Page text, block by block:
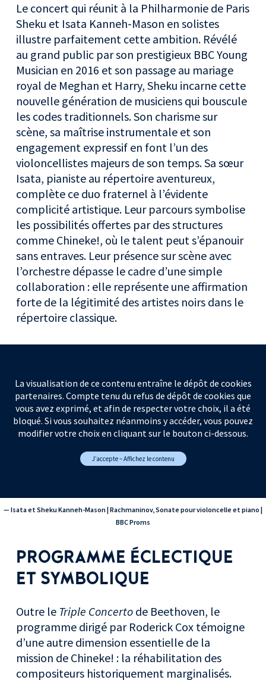
Le concert qui réunit à la Philharmonie de Paris
Sheku et Isata Kanneh-Mason en solistes
illustre parfaitement cette ambition. Révélé
au grand public par son prestigieux BBC Young
Musician en 2016 et son passage au mariage
royal de Meghan et Harry, Sheku incarne cette
nouvelle génération de musiciens qui bouscule
les codes traditionnels. Son charisme sur
scène, sa maîtrise instrumentale et son
engagement expressif en font l’un des
violoncellistes majeurs de son temps. Sa sœur
Isata, pianiste au répertoire aventureux,
complète ce duo fraternel à l’évidente
complicité artistique. Leur parcours symbolise
les possibilités offertes par des structures
comme Chineke!, où le talent peut s’épanouir
sans entraves. Leur présence sur scène avec
l’orchestre dépasse le cadre d’une simple
collaboration : elle représente une affirmation
forte de la légitimité des artistes noirs dans le
répertoire classique.
La visualisation de ce contenu entraîne le dépôt de cookies
partenaires. Compte tenu du refus de dépôt de cookies que
vous avez exprimé, et afin de respecter votre choix, il a été
bloqué. Si vous souhaitez néanmoins y accéder, vous pouvez
modifier votre choix en cliquant sur le bouton ci-dessous.
J’accepte – Affichez le contenu
— Isata et Sheku Kanneh-Mason | Rachmaninov, Sonate pour violoncelle et piano |
BBC Proms
PROGRAMME ÉCLECTIQUE
ET SYMBOLIQUE
Outre le Triple Concerto de Beethoven, le
programme dirigé par Roderick Cox témoigne
d’une autre dimension essentielle de la
mission de Chineke! : la réhabilitation des
compositeurs historiquement marginalisés.